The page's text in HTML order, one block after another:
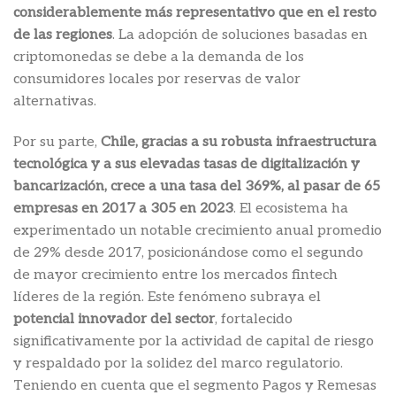
considerablemente más representativo que en el resto
de las regiones. La adopción de soluciones basadas en
criptomonedas se debe a la demanda de los
consumidores locales por reservas de valor
alternativas.
Por su parte, Chile, gracias a su robusta infraestructura
tecnológica y a sus elevadas tasas de digitalización y
bancarización, crece a una tasa del 369%, al pasar de 65
empresas en 2017 a 305 en 2023. El ecosistema ha
experimentado un notable crecimiento anual promedio
de 29% desde 2017, posicionándose como el segundo
de mayor crecimiento entre los mercados fintech
líderes de la región. Este fenómeno subraya el
potencial innovador del sector, fortalecido
significativamente por la actividad de capital de riesgo
y respaldado por la solidez del marco regulatorio.
Teniendo en cuenta que el segmento Pagos y Remesas